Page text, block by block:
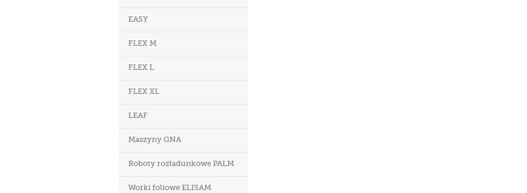
EASY
FLEX M
FLEX L
FLEX XL
LEAF
Maszyny GNA
Roboty rozładunkowe PALM
Worki foliowe ELISAM